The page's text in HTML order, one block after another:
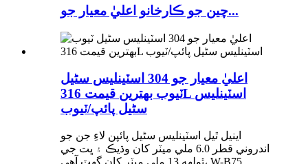
چين جو ڪارخانو اعليٰ معيار جو...
اعليٰ معيار جو 304 اسٽينلیس سٹیل
ٽيوب بهترين قيمت 316L اسٽينلیس
سٹیل پائپ/ٽيوب
اينيل ٿيل اسٽينلیس سٹیل پائپن لاءِ جن جو
اندروني قطر 6.0 ملي ميٽر کان وڌيڪ ۽ ڀت جي